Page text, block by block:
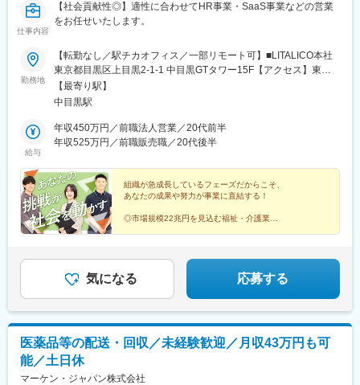
仕事内容
【社会貢献性◎】適性に合わせてHR事業・SaaS事業などの営業
をお任せいたします。
勤務地
【転勤なし／駅チカオフィス／一部リモート可】■LITALICO本社
東京都目黒区上目黒2-1-1 中目黒GTタワー15F【アクセス】東急
東横線・東京メトロ日比谷線「中目黒駅」より徒歩1分※受動喫煙
対策：屋内全面禁煙＼ 在宅勤務の併用も可★
モートは不可）。研修期間中は本社へ出社いただきますが、独り
立ち後は週1日程度の出社を目安に、個人に合わせた柔軟な働き方
定しており、カフェ等の公共スペースは対象外です。
【最寄り駅】
中目黒駅
給与
年収450万円／前職法人営業／20代前半
年収525万円／前職販売職／20代後半
組織が急成長しているフェーズだからこそ、
あなたの成果や努力が事業に直結する！
◎市場規模22兆円を見込む福祉・介護業界
――迷うより、動こう。
あなたの一歩が、進化になる。
気になる 応募する
医薬品等の配送・回収／未経験歓迎／月収43万円も可
能／土日休
マーケン・ジャパン株式会社